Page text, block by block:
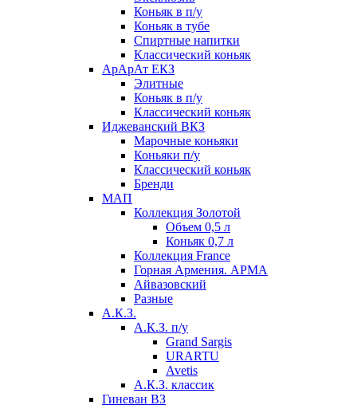
Коньяк в п/у
Коньяк в тубе
Спиртные напитки
Классический коньяк
АрАрАт ЕКЗ
Элитные
Коньяк в п/у
Классический коньяк
Иджеванский ВКЗ
Марочные коньяки
Коньяки п/у
Классический коньяк
Бренди
МАП
Коллекция Золотой
Объем 0,5 л
Коньяк 0,7 л
Коллекция France
Горная Армения. АРМА
Айвазовский
Разные
А.К.З.
А.К.З. п/у
Grand Sargis
URARTU
Avetis
А.К.З. классик
Гиневан ВЗ